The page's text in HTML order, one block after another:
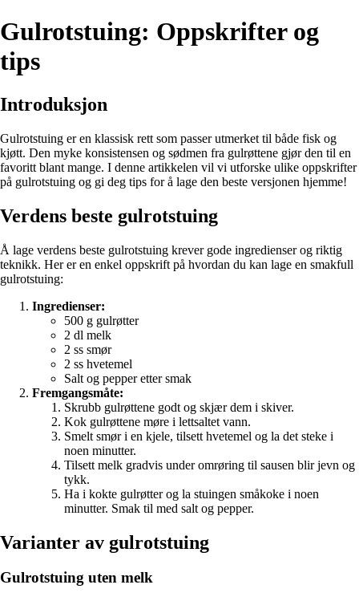
Gulrotstuing: Oppskrifter og
tips
Introduksjon
Gulrotstuing er en klassisk rett som passer utmerket til både fisk og
kjøtt. Den myke konsistensen og sødmen fra gulrøttene gjør den til en
favoritt blant mange. I denne artikkelen vil vi utforske ulike oppskrifter
på gulrotstuing og gi deg tips for å lage den beste versjonen hjemme!
Verdens beste gulrotstuing
Å lage verdens beste gulrotstuing krever gode ingredienser og riktig
teknikk. Her er en enkel oppskrift på hvordan du kan lage en smakfull
gulrotstuing:
Ingredienser:
500 g gulrøtter
2 dl melk
2 ss smør
2 ss hvetemel
Salt og pepper etter smak
Fremgangsmåte:
Skrubb gulrøttene godt og skjær dem i skiver.
Kok gulrøttene møre i lettsaltet vann.
Smelt smør i en kjele, tilsett hvetemel og la det steke i
noen minutter.
Tilsett melk gradvis under omrøring til sausen blir jevn og
tykk.
Ha i kokte gulrøtter og la stuingen småkoke i noen
minutter. Smak til med salt og pepper.
Varianter av gulrotstuing
Gulrotstuing uten melk